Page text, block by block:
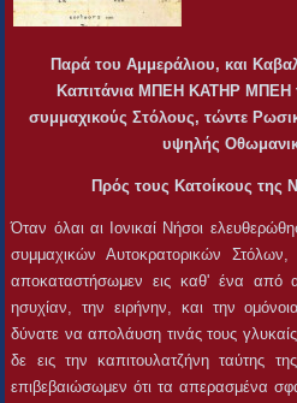
Παρά του Αμμεράλιου, και
Καπιτάνια ΜΠΕΗ ΚΑΤΗΡ ΜΠΕΗ
συμμαχικούς Στόλους, τώντε
υψηλής
Πρός τους Κατοίκους
Όταν όλαι αι Ιονικαί Νήσοι
συμμαχικών Αυτοκρατορικών
αποκαταστήσωμεν εις καθ' ένα από
ησυχίαν, την ειρήνην, και την
δύνατε να απολάυση τινάς τους
δε εις την καπιτουλατζήνη ταύτης
επιβεβαιώσωμεν ότι τα απερασμένα